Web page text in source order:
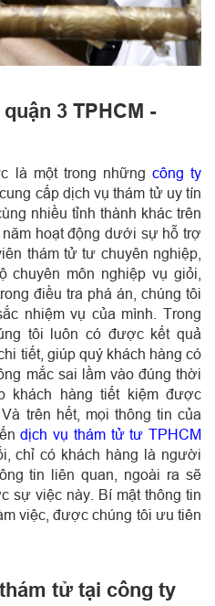
3 TPHCM -
là một trong những công ty
cấp dịch vụ thám tử uy tín
nhiều tỉnh thành khác trên
hoạt động dưới sự hỗ trợ
thám tử tư chuyên nghiệp,
môn nghiệp vụ giỏi,
điều tra phá án, chúng tôi
nhiệm vụ của mình. Trong
tôi luôn có được kết quả
tiết, giúp quý khách hàng có
mắc sai lầm vào đúng thời
khách hàng tiết kiệm được
trên hết, mọi thông tin của
dịch vụ thám tử tư TPHCM
chỉ có khách hàng là người
tin liên quan, ngoài ra sẽ
sự việc này. Bí mật thông tin
việc, được chúng tôi ưu tiên
tử tại công ty